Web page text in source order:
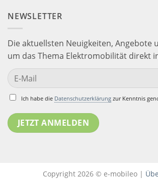
NEWSLETTER
Die aktuellsten Neuigkeiten, Angebote
um das Thema Elektromobilität direkt
Ich habe die Datenschutzerklärungzur Kenntnis
Copyright 2026 © e-mobileo |